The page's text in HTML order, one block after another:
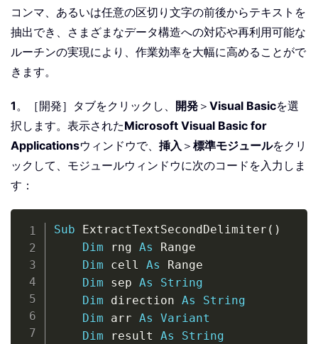
コンマ、あるいは任意の区切り文字の前後からテキストを
抽出でき、さまざまなデータ構造への対応や再利用可能な
ルーチンの実現により、作業効率を大幅に高めることがで
きます。
1 。［開発］タブをクリックし、 開発 ＞ Visual Basicを選
択します。表示されたMicrosoft Visual Basic for
Applicationsウィンドウで、 挿入 ＞ 標準モジュールをクリ
ックして、モジュールウィンドウに次のコードを入力しま
す：
Sub ExtractTextSecondDelimiter ( )
Dim rng As Range
Dim cell As Range
Dim sep As
String
Dim direction As
String
Dim arr As
Variant
Dim result As
String
Copy